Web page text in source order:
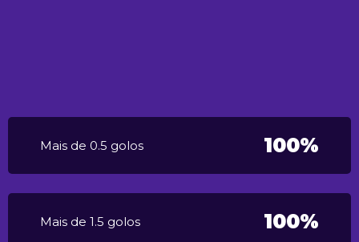
Mais de 0.5 golos 100%
Mais de 1.5 golos 100%